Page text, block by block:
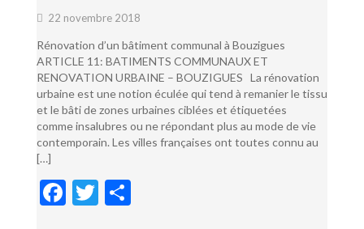
22 novembre 2018
Rénovation d’un bâtiment communal à Bouzigues
ARTICLE 11: BATIMENTS COMMUNAUX ET
RENOVATION URBAINE – BOUZIGUES La rénovation
urbaine est une notion éculée qui tend à remanier le tissu
et le bâti de zones urbaines ciblées et étiquetées
comme insalubres ou ne répondant plus au mode de vie
contemporain. Les villes françaises ont toutes connu au
[…]
F
T